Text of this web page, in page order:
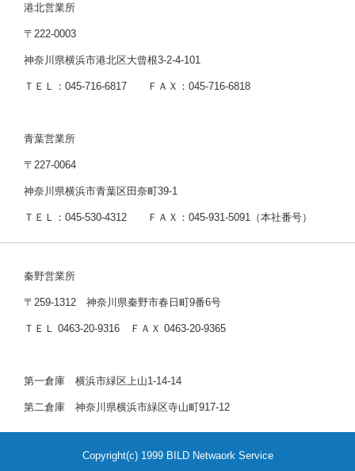
港北営業所
〒222-0003
神奈川県横浜市港北区大曾根3-2-4-101
ＴＥＬ：045-716-6817 ＦＡＸ：045-716-6818
青葉営業所
〒227-0064
神奈川県横浜市青葉区田奈町39-1
ＴＥＬ：045-530-4312 ＦＡＸ：045-931-5091（本社番号）
秦野営業所
〒259-1312 神奈川県秦野市春日町9番6号
ＴＥＬ 0463-20-9316 ＦＡＸ 0463-20-9365
第一倉庫 横浜市緑区上山1-14-14
第二倉庫 神奈川県横浜市緑区寺山町917-12
Copyright(c) 1999 BILD Netwaork Service